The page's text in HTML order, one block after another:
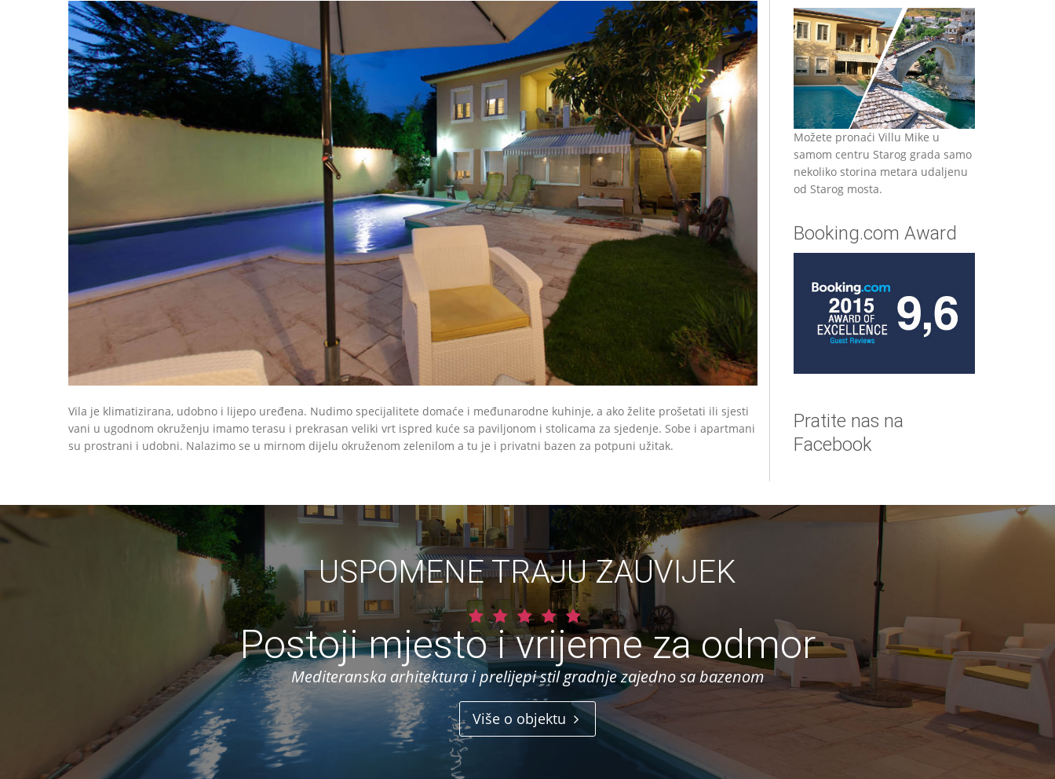
Vila je klimatizirana, udobno i lijepo uređena. Nudimo specijalitete domaće i međunarodne kuhinje, a ako želite prošetati ili sjesti
vani u ugodnom okruženju imamo terasu i prekrasan veliki vrt ispred kuće sa paviljonom i stolicama za sjedenje. Sobe i apartmani
su prostrani i udobni. Nalazimo se u mirnom dijelu okruženom zelenilom a tu je i privatni bazen za potpuni užitak.
Možete pronaći Villu Mike u
samom centru Starog grada samo
nekoliko storina metara udaljenu
od Starog mosta.
Booking.com Award
Pratite nas na
Facebook
USPOMENE TRAJU ZAUVIJEK
Postoji mjesto i vrijeme za odmor
Mediteranska arhitektura i prelijepi stil gradnje zajedno sa bazenom
Više o objektu